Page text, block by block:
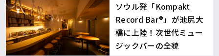
ソウル発「Kompakt
Record Bar®︎」が池尻大
橋に上陸！次世代ミュー
ジックバーの全貌